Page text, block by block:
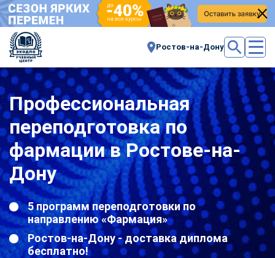
Ростов-на-Дону
Профессиональная
переподготовка по
фармации в Ростове-на-
Дону
5 программ переподготовки по
направлению «Фармация»
Ростов-на-Дону - доставка диплома
бесплатно!